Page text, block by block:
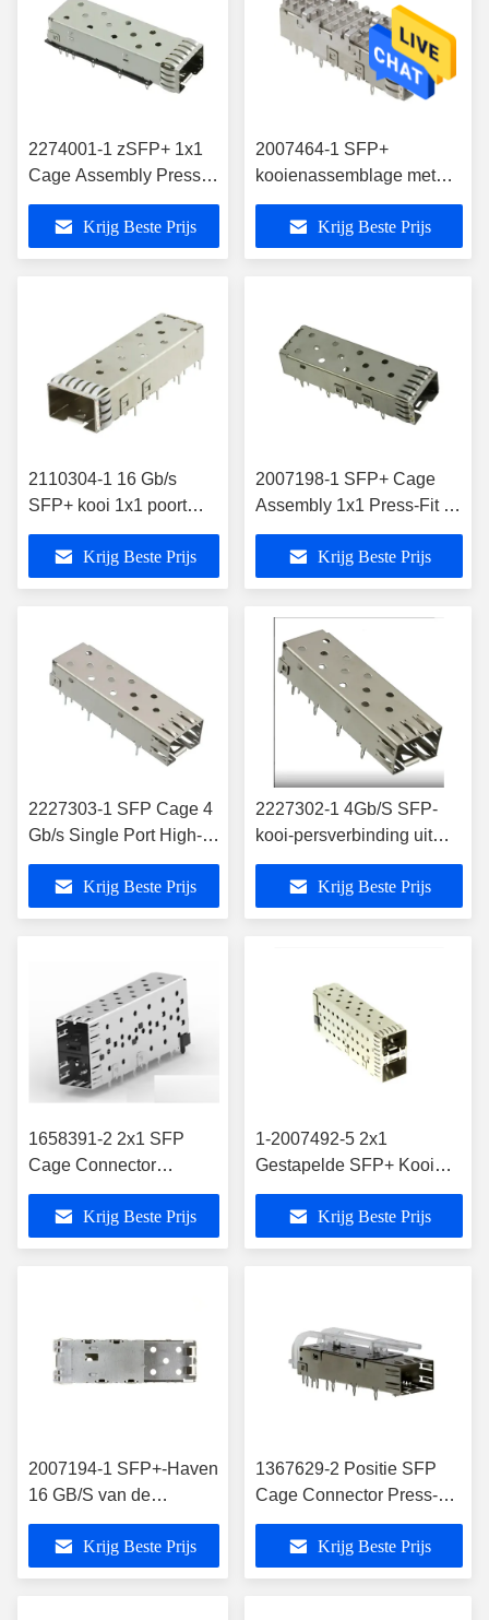
2274001-1 zSFP+ 1x1
Cage Assembly Press-
Fit met EMI Springs
Krijg Beste Prijs
2007464-1 SFP+
kooienassemblage met
warmteafvoerpers-door het
Krijg Beste Prijs
2110304-1 16 Gb/s
SFP+ kooi 1x1 poort
inplugbare I/O-
aansluitingKrijg Beste Prijs
2007198-1 SFP+ Cage
Assembly 1x1 Press-Fit 16
Gb/S Geen lichtpijp
Krijg Beste Prijs
2227303-1 SFP Cage 4
Gb/s Single Port High-
Performance Pluggable
Krijg Beste Prijs
2227302-1 4Gb/S SFP-
kooi-persverbinding uit
één stuk
Krijg Beste Prijs
1658391-2 2x1 SFP
Cage Connector
Assembly Press-Fit
20x2 PositieKrijg Beste Prijs
1-2007492-5 2x1
Gestapelde SFP+ Kooi
Assemblage Through
Hole Press-FitKrijg Beste Prijs
2007194-1 SFP+-Haven
16 GB/S van de
Kooiassemblage 1x1
door Gaten pers-
Pasvorm
Krijg Beste Prijs
1367629-2 Positie SFP
Cage Connector Press-Fit
door het gat rechthoekig
Krijg Beste Prijs